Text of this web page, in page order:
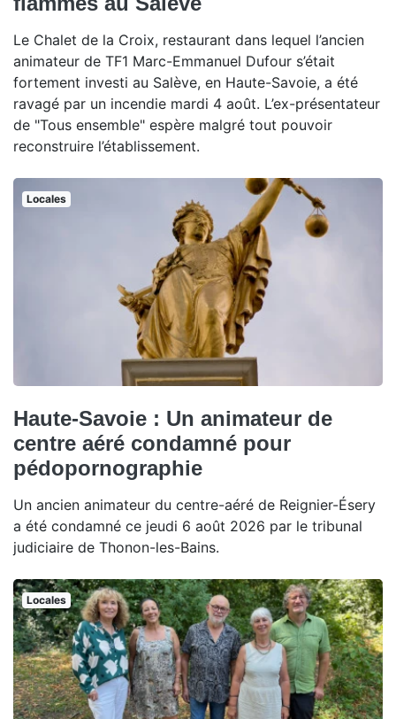
Le Chalet de la Croix, restaurant dans lequel l’ancien
animateur de TF1 Marc-Emmanuel Dufour s’était
fortement investi au Salève, en Haute-Savoie, a été
ravagé par un incendie mardi 4 août. L’ex-présentateur
de "Tous ensemble" espère malgré tout pouvoir
reconstruire l’établissement.
Locales
Haute-Savoie : Un animateur de
centre aéré condamné pour
pédopornographie
Un ancien animateur du centre-aéré de Reignier-Ésery
a été condamné ce jeudi 6 août 2026 par le tribunal
judiciaire de Thonon-les-Bains.
Locales